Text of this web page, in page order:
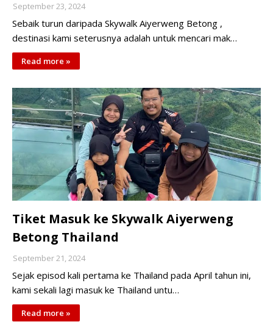
September 23, 2024
Sebaik turun daripada Skywalk Aiyerweng Betong ,
destinasi kami seterusnya adalah untuk mencari mak…
Read more »
Tiket Masuk ke Skywalk Aiyerweng
Betong Thailand
September 21, 2024
Sejak episod kali pertama ke Thailand pada April tahun ini,
kami sekali lagi masuk ke Thailand untu…
Read more »